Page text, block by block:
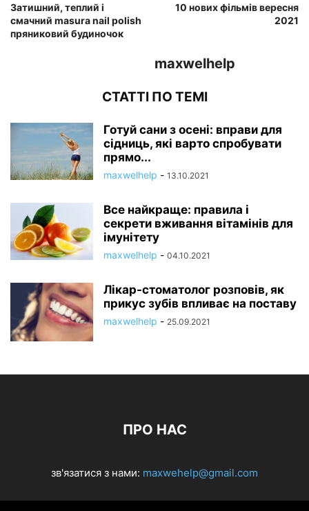
Затишний, теплий і
смачний masura nail polish
пряниковий будиночок
10 нових фільмів вересня
2021
maxwelhelp
СТАТТІ ПО ТЕМІ
Готуй сани з осені: вправи для
сідниць, які варто спробувати
прямо...
maxwelhelp - 13.10.2021
Все найкраще: правила і
секрети вживання вітамінів для
імунітету
maxwelhelp - 04.10.2021
Лікар-стоматолог розповів, як
прикус зубів впливає на поставу
maxwelhelp - 25.09.2021
ПРО НАС
зв'язатися з нами: maxwehelp@gmail.com